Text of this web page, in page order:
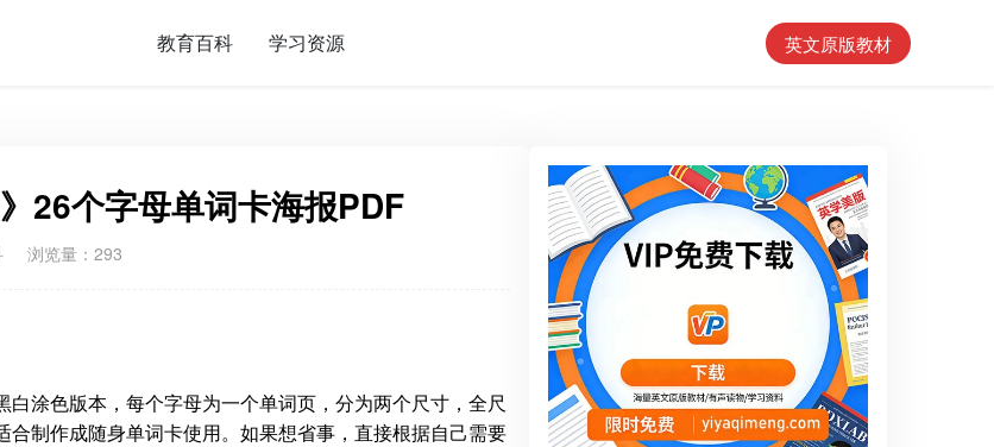
教育百科 学习资源 英文原版教材
26个字母单词卡海报PDF
浏览量：293
涂色版本，每个字母为一个单词页，分为两个尺寸，全尺
制作成随身单词卡使用。如果想省事，直接根据自己需要